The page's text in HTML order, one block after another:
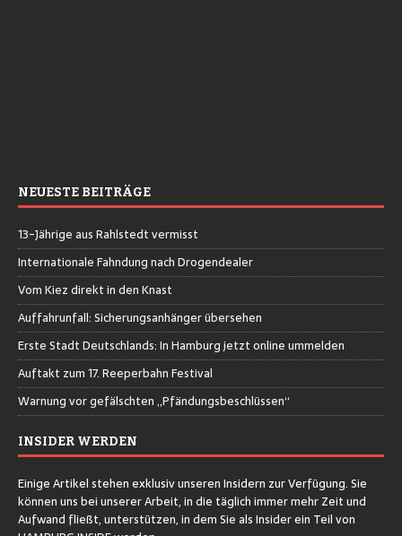
NEUESTE BEITRÄGE
13-Jährige aus Rahlstedt vermisst
Internationale Fahndung nach Drogendealer
Vom Kiez direkt in den Knast
Auffahrunfall: Sicherungsanhänger übersehen
Erste Stadt Deutschlands: In Hamburg jetzt online ummelden
Auftakt zum 17. Reeperbahn Festival
Warnung vor gefälschten „Pfändungsbeschlüssen“
INSIDER WERDEN
Einige Artikel stehen exklusiv unseren Insidern zur Verfügung. Sie
können uns bei unserer Arbeit, in die täglich immer mehr Zeit und
Aufwand fließt, unterstützen, in dem Sie als Insider ein Teil von